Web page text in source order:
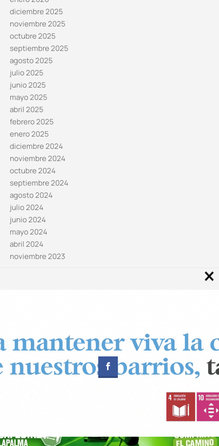
diciembre 2025
noviembre 2025
octubre 2025
septiembre 2025
agosto 2025
julio 2025
junio 2025
mayo 2025
abril 2025
febrero 2025
enero 2025
diciembre 2024
noviembre 2024
octubre 2024
septiembre 2024
agosto 2024
julio 2024
junio 2024
mayo 2024
abril 2024
noviembre 2023
© Copyright 2024 Canal 11 La Palma.